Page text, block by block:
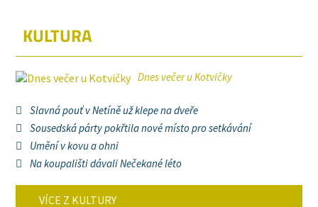
KULTURA
Dnes večer u Kotvičky
Slavná pouť v Netíně už klepe na dveře
Sousedská párty pokřtila nové místo pro setkávání
Umění v kovu a ohni
Na koupališti dávali Nečekané léto
VÍCE Z KULTURY